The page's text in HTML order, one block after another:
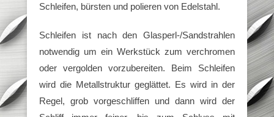
Schleifen, bürsten und polieren von Edelstahl.
Schleifen ist nach den Glasperl-/Sandstrahlen
notwendig um ein Werkstück zum verchromen
oder vergolden vorzubereiten. Beim Schleifen
wird die Metallstruktur geglättet. Es wird in der
Regel, grob vorgeschliffen und dann wird der